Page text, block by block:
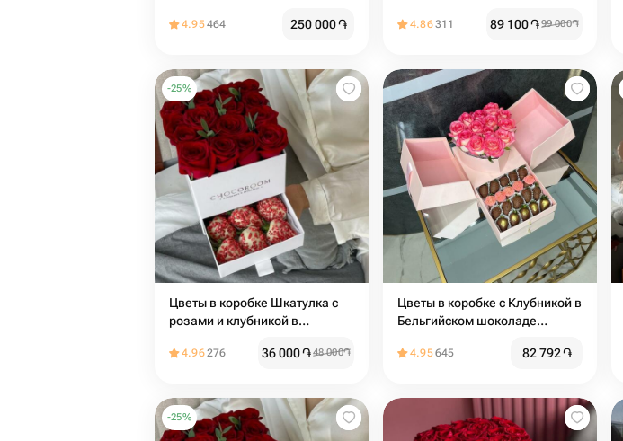
4.95464 250 000֏ 4.86311 89 100֏99 000֏
-25%
Цветы в коробке Шкатулка с
розами и клубникой в
4.96276 36 000֏48 000֏
Цветы в коробке с Клубникой в
Бельгийском шоколаде
4.95645 82 792֏
-25%